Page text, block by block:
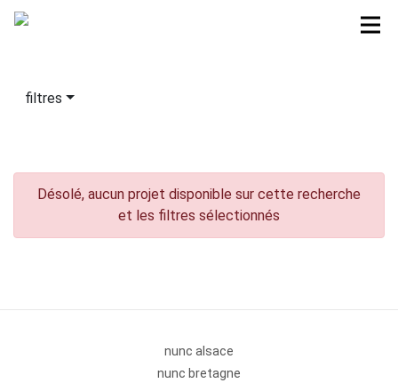
filtres
Désolé, aucun projet disponible sur cette recherche
et les filtres sélectionnés
nunc alsace
nunc bretagne